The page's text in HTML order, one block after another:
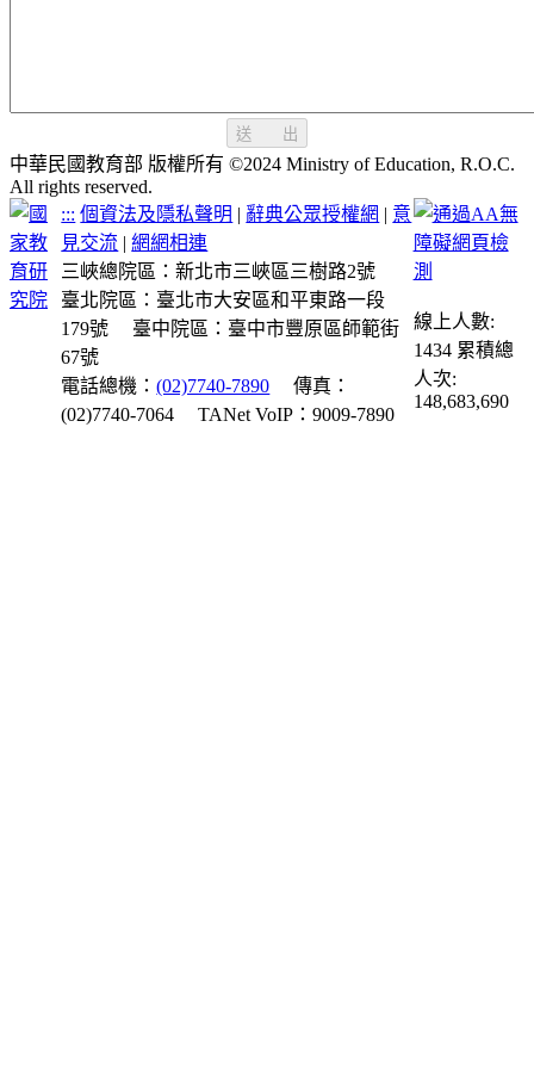
送 出
中華民國教育部 版權所有 ©2024 Ministry of Education, R.O.C.
All rights reserved.
::: 個資法及隱私聲明 | 辭典公眾授權網 | 意
見交流 |網網相連
三峽總院區：新北市三峽區三樹路2號
臺北院區：臺北市大安區和平東路一段
179號
臺中院區：臺中市豐原區師範街
67號
電話總機：(02)7740-7890
傳真：
(02)7740-7064
TANet VoIP：9009-7890
線上人數:
1434 累積總
人次:
148,683,690